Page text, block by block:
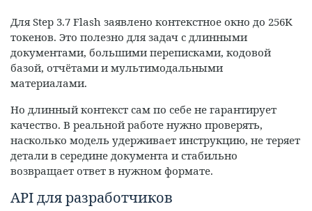
Для Step 3.7 Flash заявлено контекстное окно до 256K
токенов. Это полезно для задач с длинными
документами, большими переписками, кодовой
базой, отчётами и мультимодальными
материалами.
Но длинный контекст сам по себе не гарантирует
качество. В реальной работе нужно проверять,
насколько модель удерживает инструкцию, не теряет
детали в середине документа и стабильно
возвращает ответ в нужном формате.
API для разработчиков